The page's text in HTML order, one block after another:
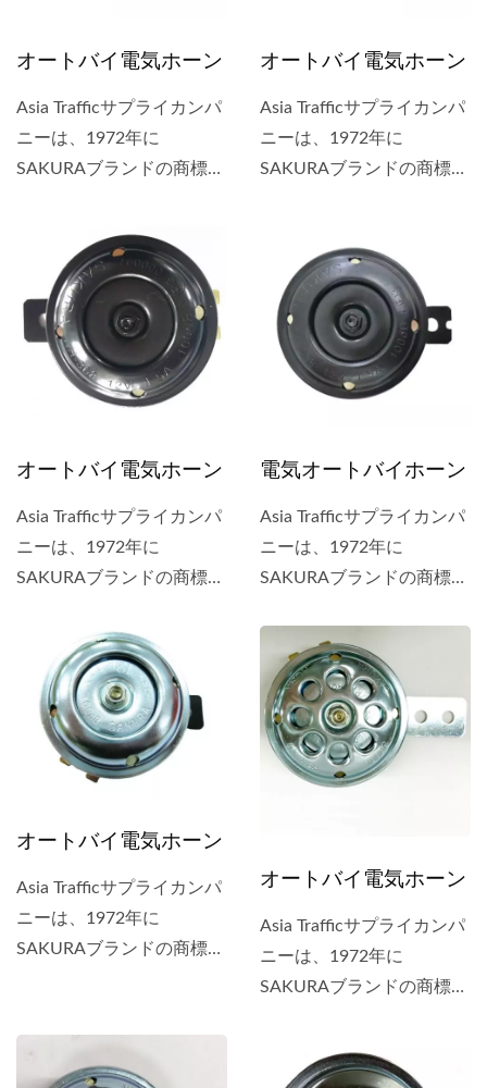
オートバイ電気ホーン
Asia Trafficサプライカンパ
ニーは、1972年に
SAKURAブランドの商標を
インドネシア、バングラデ
シュ、ヨーロッパ、南アフ
リカ、アメリカなど、世界
中に配布されました。
1998年には、ホーンのEマ
ーク承認を取得しました。
オートバイ電気ホーン
Asia Trafficサプライカンパ
ニーは、1972年に
SAKURAブランドの商標を
インドネシア、バングラデ
シュ、ヨーロッパ、南アフ
リカ、アメリカなど、世界
中に配布されました。
1998年には、ホーンのEマ
オートバイ電気ホーン
Asia Trafficサプライカンパ
ニーは、1972年に
SAKURAブランドの商標を
ランドのホーンは、日本、
インドネシア、バングラデ
シュ、ヨーロッパ、南アフ
リカ、アメリカなど、世界
中に配布されました。
電気オートバイホーン
Asia Trafficサプライカンパ
ニーは、1972年に
SAKURAブランドの商標を
ランドのホーンは、日本、
インドネシア、バングラデ
シュ、ヨーロッパ、南アフ
リカ、アメリカなど、世界
中に配布されました。
1998年には、ホーンのEマ
オートバイ電気ホーン
Asia Trafficサプライカンパ
ニーは、1972年に
SAKURAブランドの商標を
インドネシア、バングラデ
シュ、ヨーロッパ、南アフ
オートバイ電気ホーン
Asia Trafficサプライカンパ
ニーは、1972年に
SAKURAブランドの商標を
インドネシア、バングラデ